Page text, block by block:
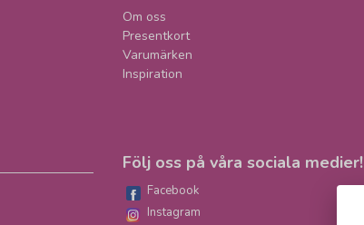
Om oss
Presentkort
Varumärken
Inspiration
Följ oss på våra sociala medier!
Facebook
Instagram